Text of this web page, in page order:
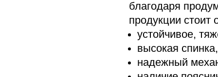
благодаря
продукции стоит
устойчивое,
высокая
надежный